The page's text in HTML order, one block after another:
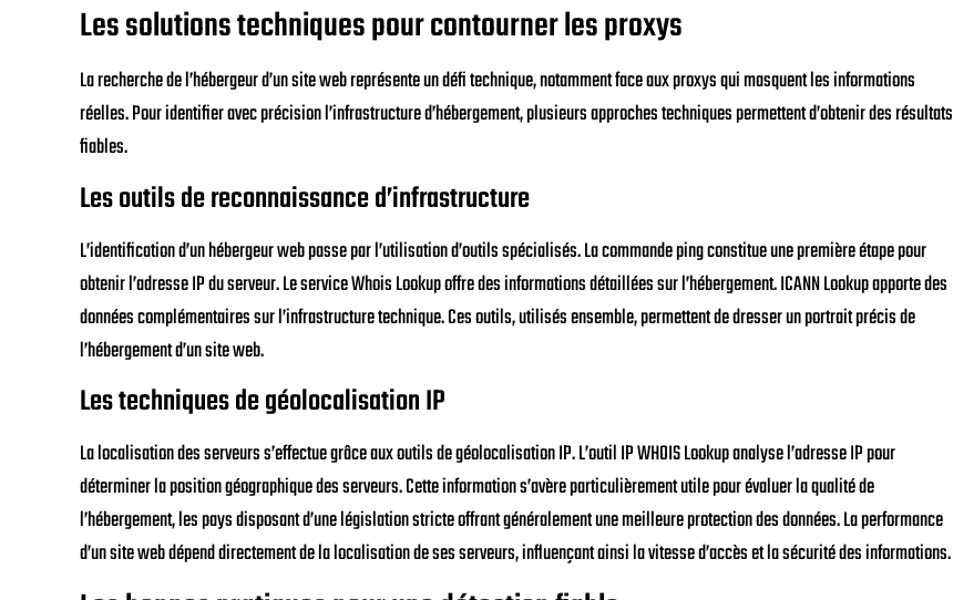
Les solutions techniques pour contourner les proxys
La recherche de l’hébergeur d’un site web représente un défi technique, notamment face aux proxys qui masquent les informations
réelles. Pour identifier avec précision l’infrastructure d’hébergement, plusieurs approches techniques permettent d’obtenir des résultats
fiables.
Les outils de reconnaissance d’infrastructure
L’identification d’un hébergeur web passe par l’utilisation d’outils spécialisés. La commande ping constitue une première étape pour
obtenir l’adresse IP du serveur. Le service Whois Lookup offre des informations détaillées sur l’hébergement. ICANN Lookup apporte des
données complémentaires sur l’infrastructure technique. Ces outils, utilisés ensemble, permettent de dresser un portrait précis de
l’hébergement d’un site web.
Les techniques de géolocalisation IP
La localisation des serveurs s’effectue grâce aux outils de géolocalisation IP. L’outil IP WHOIS Lookup analyse l’adresse IP pour
déterminer la position géographique des serveurs. Cette information s’avère particulièrement utile pour évaluer la qualité de
l’hébergement, les pays disposant d’une législation stricte offrant généralement une meilleure protection des données. La performance
d’un site web dépend directement de la localisation de ses serveurs, influençant ainsi la vitesse d’accès et la sécurité des informations.